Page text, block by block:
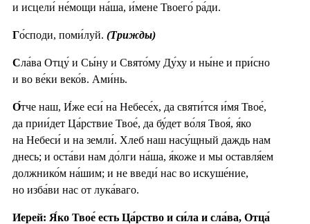
и исцели́ не́мощи на́ша, и́мене Твоего́ ра́ди.
Го́споди, поми́луй. (Трижды)
Сла́ва Отцу́ и Сы́ну и Свято́му Ду́ху и ны́не и при́сно
и во ве́ки веко́в. Ами́нь.
О́тче наш, И́же еси́ на Небесе́х, да святи́тся и́мя Твое́,
да прии́дет Ца́рствие Твое́, да бу́дет во́ля Твоя́, я́ко
на Небеси́ и на земли́. Хлеб наш насу́щный даждь нам
днесь; и оста́ви нам до́лги на́ша, я́коже и мы оставля́ем
должнико́м на́шим; и не введи́ нас во искуше́ние,
но изба́ви нас от лука́ваго.
Иерей: Я́ко Твое́ есть Ца́рство и си́ла и сла́ва, Отца́